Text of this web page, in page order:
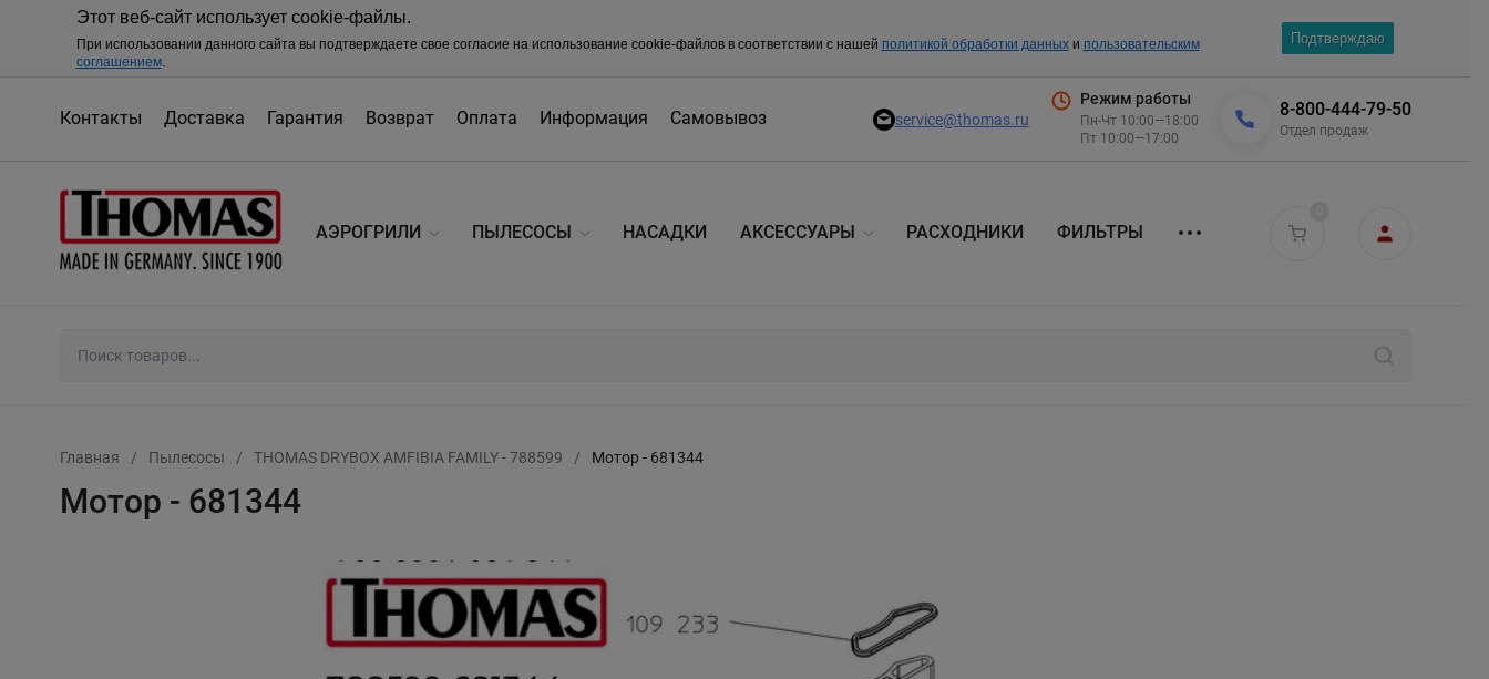
Этот веб-сайт использует cookie-файлы.
При использовании данного сайта вы подтверждаете свое согласие на использование cookie-файлов в соответствии с нашей политикой обработки данныхи пользовательским
соглашением.
Подтверждаю
Контакты Доставка Гарантия Возврат Оплата Информация Самовывоз service@thomas.ru
Режим работы
Пн-Чт 10:00—18:00
Пт 10:00—17:00
8-800-444-79-50
Отдел продаж
АЭРОГРИЛИ ПЫЛЕСОСЫ НАСАДКИ АКСЕССУАРЫ РАСХОДНИКИ ФИЛЬТРЫ
Главная / Пылесосы / THOMAS DRYBOX AMFIBIA FAMILY - 788599 / Мотор - 681344
Мотор - 681344